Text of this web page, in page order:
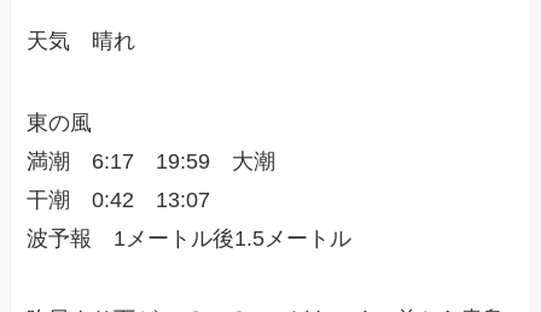
天気 晴れ
東の風
満潮 6:17 19:59 大潮
干潮 0:42 13:07
波予報 1メートル後1.5メートル